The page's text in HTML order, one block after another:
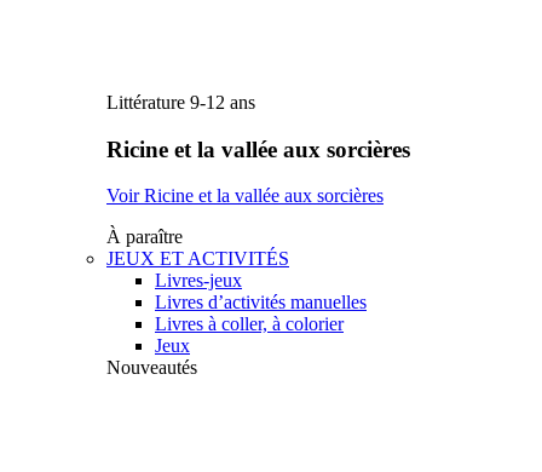
Littérature 9-12 ans
Ricine et la vallée aux sorcières
Voir Ricine et la vallée aux sorcières
À paraître
JEUX ET ACTIVITÉS
Livres-jeux
Livres d’activités manuelles
Livres à coller, à colorier
Jeux
Nouveautés